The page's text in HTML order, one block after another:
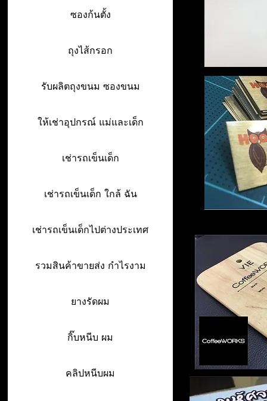
ซองก้นตั้ง
ถุงไส้กรอก
รับผลิตถุงขนม ซองขนม
ให้เช่าอุปกรณ์ แม่และเด็ก
เช่ารถเข็นเด็ก
เช่ารถเข็นเด็ก ใกล้ ฉัน
เช่ารถเข็นเด็กไปต่างประเทศ
รวมสินค้าขายส่ง กำไรงาม
ยางรัดผม
กิ๊บหนีบ ผม
คลิปหนีบผม